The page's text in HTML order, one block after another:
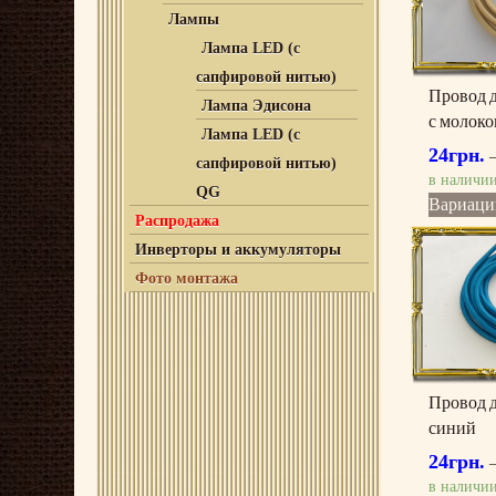
Лампы
Лампа LED (с
сапфировой нитью)
Лампа Эдисона
Лампа LED (с
сапфировой нитью)
QG
Распродажа
Инверторы и аккумуляторы
Фото монтажа
Провод
с
24грн.
в
Провод
синий
24грн.
в